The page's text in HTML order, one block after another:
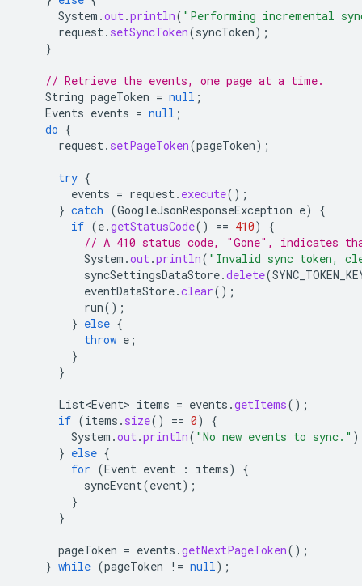
System .out.println( "Performing incremental
request. setSyncToken(syncToken);
}
// Retrieve the events, one page at a time.
String pageToken = null ;
Events events = null ;
do {
request. setPageToken(pageToken);
try {
events = request. execute();
} catch (GoogleJsonResponseException e)
{
if (e.getStatusCode() == 410)
{
// A 410 status code, "Gone", indicates
System .out.println( "Invalid sync token,
syncSettingsDataStore.delete(
eventDataStore.clear();
run();
} else {
throw e ;
}
}
List<Event> items = events .getItems();
if (items . size() == 0)
{
System .out.println( "No new events to sync."
} else {
for (Event event : items)
{
syncEvent(event);
}
}
pageToken = events .getNextPageToken();
} while (pageToken != null);